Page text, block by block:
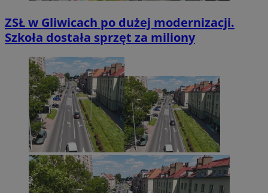
ZSŁ w Gliwicach po dużej modernizacji.
Szkoła dostała sprzęt za miliony